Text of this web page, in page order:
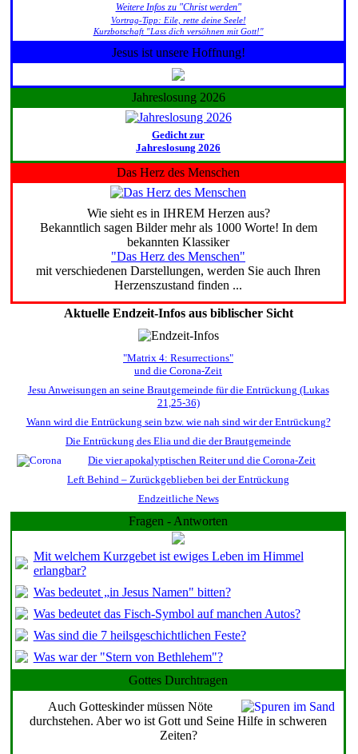
Weitere Infos zu "Christ werden"
Vortrag-Tipp: Eile, rette deine Seele!
Kurzbotschaft "Lass dich versöhnen mit Gott!"
Jesus ist unsere Hoffnung!
Jahreslosung 2026
Gedicht zur
Jahreslosung 2026
Das Herz des Menschen
Wie sieht es in IHREM Herzen aus?
Bekanntlich sagen Bilder mehr als 1000 Worte! In dem
bekannten Klassiker
"Das Herz des Menschen"
mit verschiedenen Darstellungen, werden Sie auch Ihren
Herzenszustand finden ...
Aktuelle Endzeit-Infos aus biblischer Sicht
"Matrix 4: Resurrections"
und die Corona-Zeit
Jesu Anweisungen an seine Brautgemeinde für die Entrückung (Lukas
21,25-36)
Wann wird die Entrückung sein bzw. wie nah sind wir der Entrückung?
Die Entrückung des Elia und die der Brautgemeinde
Die vier apokalyptischen Reiter und die Corona-Zeit
Left Behind – Zurückgeblieben bei der Entrückung
Endzeitliche News
Fragen - Antworten
Mit welchem Kurzgebet ist ewiges Leben im Himmel
erlangbar?
Was bedeutet „in Jesus Namen" bitten?
Was bedeutet das Fisch-Symbol auf manchen Autos?
Was sind die 7 heilsgeschichtlichen Feste?
Was war der "Stern von Bethlehem"?
Gottes Durchtragen
Auch Gotteskinder müssen Nöte
durchstehen. Aber wo ist Gott und Seine Hilfe in schweren
Zeiten?